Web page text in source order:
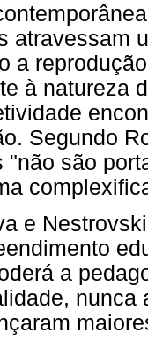
atravessam
a
à natureza
Segundo
"não são
e
a